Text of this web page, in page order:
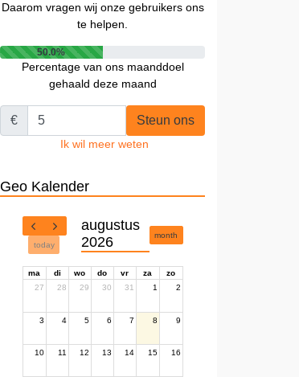
Daarom vragen wij onze gebruikers ons
te helpen.
50.0%
Percentage van ons maanddoel
gehaald deze maand
€ Steun ons
Ik wil meer weten
Geo Kalender
today
augustus
2026
month
ma di wo do vr za
zo
27
28 29 30 31 1 2
3 4 5 6 7 8 9
10 11 12 13 14 15 16